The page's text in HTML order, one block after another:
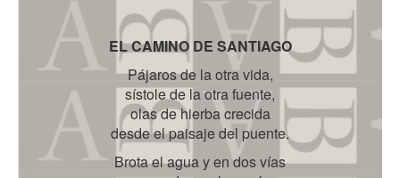
EL CAMINO DE SANTIAGO
Pájaros de la otra vida,
sístole de la otra fuente,
olas de hierba crecida
desde el paisaje del puente.
Brota el agua y en dos vías